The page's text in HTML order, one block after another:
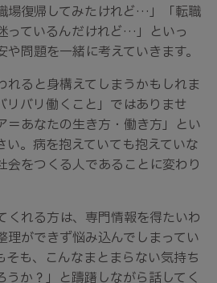
場復帰してみたけれど…」「転職
っているんだけれど…」といっ
問題を一緒に考えていきます。
れると身構えてしまうかもしれま
リバリ働くこと」ではありませ
＝あなたの生き方・働き方」とい
い。病を抱えていても抱えていな
会をつくる人であることに変わり
くれる方は、専門情報を得たいわ
理ができず悩み込んでしまってい
そも、こんなまとまらない気持ち
うか？」と躊躇しながら話してく